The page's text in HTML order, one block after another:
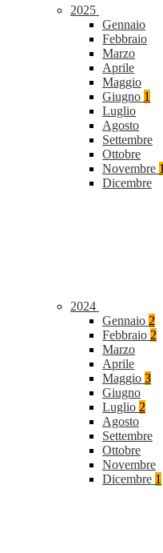
2025
Gennaio
Febbraio
Marzo
Aprile
Maggio
Giugno 1
Luglio
Agosto
Settembre
Ottobre
Novembre 1
Dicembre
2024
Gennaio 2
Febbraio 2
Marzo
Aprile
Maggio 3
Giugno
Luglio 2
Agosto
Settembre
Ottobre
Novembre
Dicembre 1